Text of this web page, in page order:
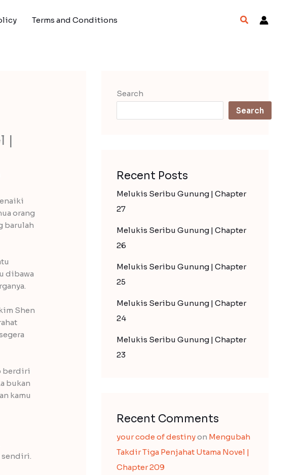
Terms and Conditions Search
|
orang
barulah
dibawa
Shen
berdiri
bukan
kamu
sendiri.
Search
Search
Recent Posts
Melukis Seribu Gunung | Chapter
27
Melukis Seribu Gunung | Chapter
26
Melukis Seribu Gunung | Chapter
25
Melukis Seribu Gunung | Chapter
24
Melukis Seribu Gunung | Chapter
23
Recent Comments
your code of destinyon Mengubah
Takdir Tiga Penjahat Utama Novel |
Chapter 209